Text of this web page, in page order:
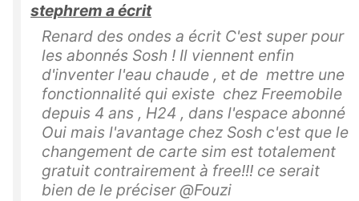
stephrem a écrit
Renard des ondes a écrit C'est super pour
les abonnés Sosh ! Il viennent enfin
d'inventer l'eau chaude , et de mettre une
fonctionnalité qui existe chez Freemobile
depuis 4 ans , H24 , dans l'espace abonné
Oui mais l'avantage chez Sosh c'est que le
changement de carte sim est totalement
gratuit contrairement à free!!! ce serait
bien de le préciser @Fouzi